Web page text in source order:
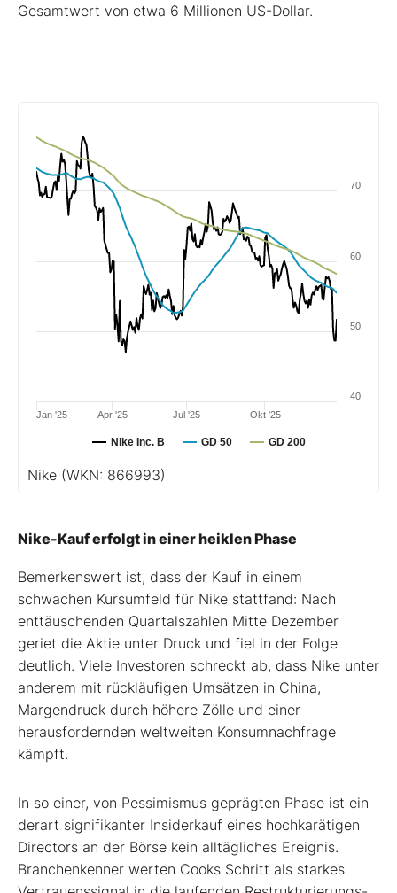
Gesamtwert von etwa 6 Millionen US-Dollar.
Nike Inc. B GD 50 GD 200
Jan '25 Jul '25
Apr '25 Okt '25
40
50
60
70
Nike (WKN: 866993)
Nike-Kauf erfolgt in einer heiklen Phase
Bemerkenswert ist, dass der Kauf in einem
schwachen Kursumfeld für Nike stattfand: Nach
enttäuschenden Quartalszahlen Mitte Dezember
geriet die Aktie unter Druck und fiel in der Folge
deutlich. Viele Investoren schreckt ab, dass Nike unter
anderem mit rückläufigen Umsätzen in China,
Margendruck durch höhere Zölle und einer
herausfordernden weltweiten Konsumnachfrage
kämpft.
In so einer, von Pessimismus geprägten Phase ist ein
derart signifikanter Insiderkauf eines hochkarätigen
Directors an der Börse kein alltägliches Ereignis.
Branchenkenner werten Cooks Schritt als starkes